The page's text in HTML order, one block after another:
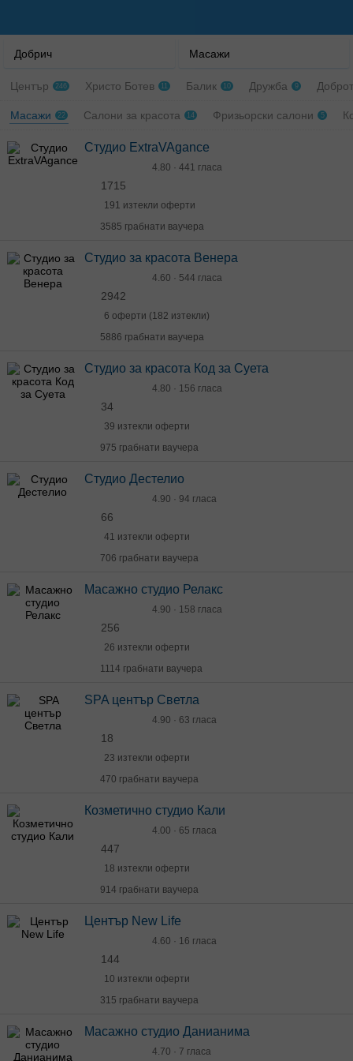
Добрич Масажи
Център 246 Христо Ботев 11 Балик 10 Дружба 9
Масажи 22 Салони за красота 14 Фризьорски салони 5
Студио ExtraVAgance
4.80 · 441 гласа
1715
191 изтекли оферти
3585 грабнати ваучера
Студио за красота Венера
4.60 · 544 гласа
2942
6 оферти (182 изтекли)
5886 грабнати ваучера
Студио за красота Код за Суета
4.80 · 156 гласа
34
39 изтекли оферти
975 грабнати ваучера
Студио Дестелио
4.90 · 94 гласа
66
41 изтекли оферти
706 грабнати ваучера
Масажно студио Релакс
4.90 · 158 гласа
256
26 изтекли оферти
1114 грабнати ваучера
SPA център Светла
4.90 · 63 гласа
18
23 изтекли оферти
470 грабнати ваучера
Козметично студио Кали
4.00 · 65 гласа
447
18 изтекли оферти
914 грабнати ваучера
Център New Life
4.60 · 16 гласа
144
10 изтекли оферти
315 грабнати ваучера
Масажно студио Данианима
4.70 · 7 гласа